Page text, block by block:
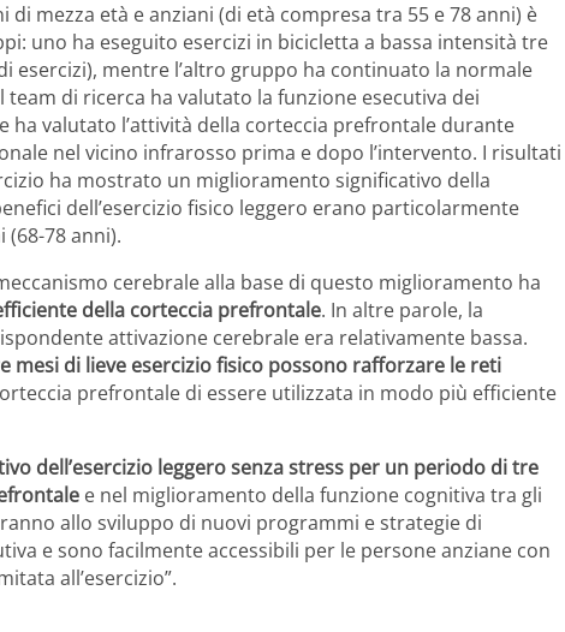
mezza età e anziani (di età compresa tra 55 e 78 anni) è
uno ha eseguito esercizi in bicicletta a bassa intensità tre
esercizi), mentre l’altro gruppo ha continuato la normale
di ricerca ha valutato la funzione esecutiva dei
valutato l’attività della corteccia prefrontale durante
nel vicino infrarosso prima e dopo l’intervento. I risultati
ha mostrato un miglioramento significativo della
dell’esercizio fisico leggero erano particolarmente
78 anni).
cerebrale alla base di questo miglioramento ha
della corteccia prefrontale. In altre parole, la
attivazione cerebrale era relativamente bassa.
mesi di lieve esercizio fisico possono rafforzare le reti
prefrontale di essere utilizzata in modo più efficiente
dell’esercizio leggero senza stress per un periodo di tre
e nel miglioramento della funzione cognitiva tra gli
allo sviluppo di nuovi programmi e strategie di
e sono facilmente accessibili per le persone anziane con
all’esercizio”.